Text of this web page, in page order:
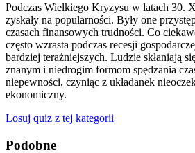
Podczas Wielkiego Kryzysu w latach 30.
zyskały na popularności. Były one
czasach finansowych trudności. Co
często wzrasta podczas recesji
bardziej teraźniejszych. Ludzie skłaniają
znanym i niedrogim formom spędzania
niepewności, czyniąc z układanek
ekonomiczny.
Losuj quiz z tej kategorii
Podobne